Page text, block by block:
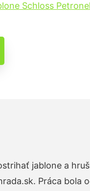
Schloss
jablone a
Práca bola